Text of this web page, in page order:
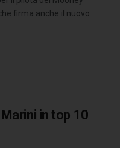
firma anche il nuovo
in top 10